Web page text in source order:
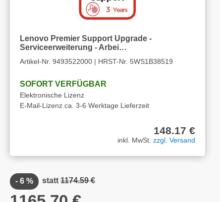
Lenovo Premier Support Upgrade -
Serviceerweiterung - Arbei…
Artikel-Nr. 9493522000 | HRST-Nr. 5WS1B38519
SOFORT VERFÜGBAR
Elektronische Lizenz
E-Mail-Lizenz ca. 3-6 Werktage Lieferzeit
148.17 €
inkl. MwSt. zzgl. Versand
- 6 %
statt 1174.59 €